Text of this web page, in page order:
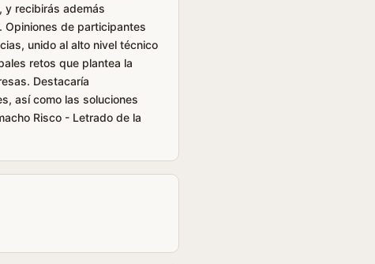
y recibirás además
Opiniones de participantes
unido al alto nivel técnico
retos que plantea la
Destacaría
así como las soluciones
Risco - Letrado de la